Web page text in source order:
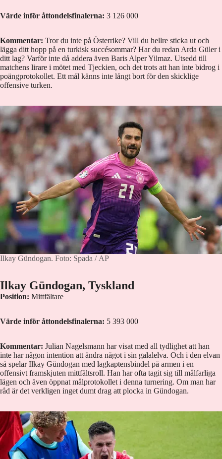
Värde inför åttondelsfinalerna: 3 126 000
Kommentar: Tror du inte på Österrike? Vill du hellre sticka ut och
lägga ditt hopp på en turkisk succésommar? Har du redan Arda Güler i
ditt lag? Varför inte då addera även Baris Alper Yilmaz. Utsedd till
matchens lirare i mötet med Tjeckien, och det trots att han inte bidrog i
poängprotokollet. Ett mål känns inte långt bort för den skicklige
offensive turken.
Ilkay Gündogan. Foto: Spada / AP
Ilkay Gündogan, Tyskland
Position: Mittfältare
Värde inför åttondelsfinalerna: 5 393 000
Kommentar: Julian Nagelsmann har visat med all tydlighet att han
inte har någon intention att ändra något i sin galalelva. Och i den elvan
så spelar Ilkay Gündogan med lagkaptensbindel på armen i en
offensivt framskjuten mittfältsroll. Han har ofta tagit sig till målfarliga
lägen och även öppnat målprotokollet i denna turnering. Om man har
råd är det verkligen inget dumt drag att plocka in Gündogan.